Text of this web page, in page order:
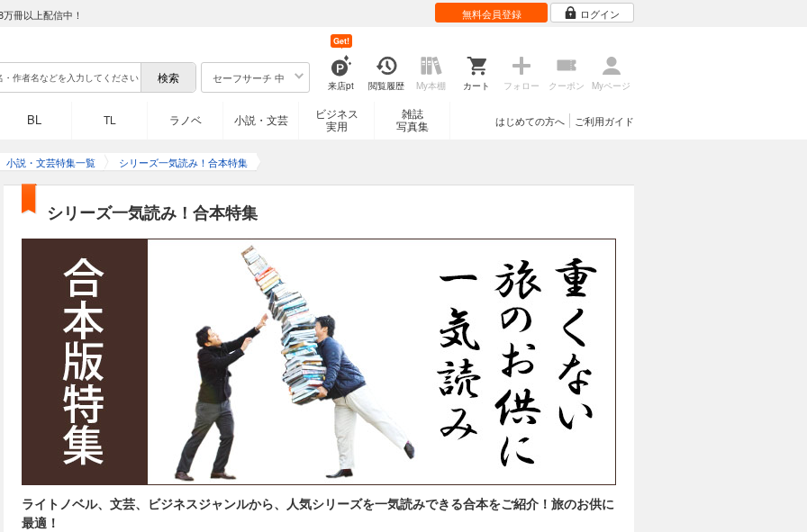
冊以上配信中！ 無料会員登録 ログイン
セーフサーチ 中
来店pt
Get!
閲覧履歴 My本棚 カート フォロー クーポン Myページ
BL TL ラノベ 小説・文芸
ビジネス
実用
雑誌
写真集
ご利用ガイド
はじめての方へ
小説・文芸特集一覧 シリーズ一気読み！合本特集
シリーズ一気読み！合本特集
ライトノベル、文芸、ビジネスジャンルから、人気シリーズを一気読みできる合本をご紹介！旅のお供に
最適！